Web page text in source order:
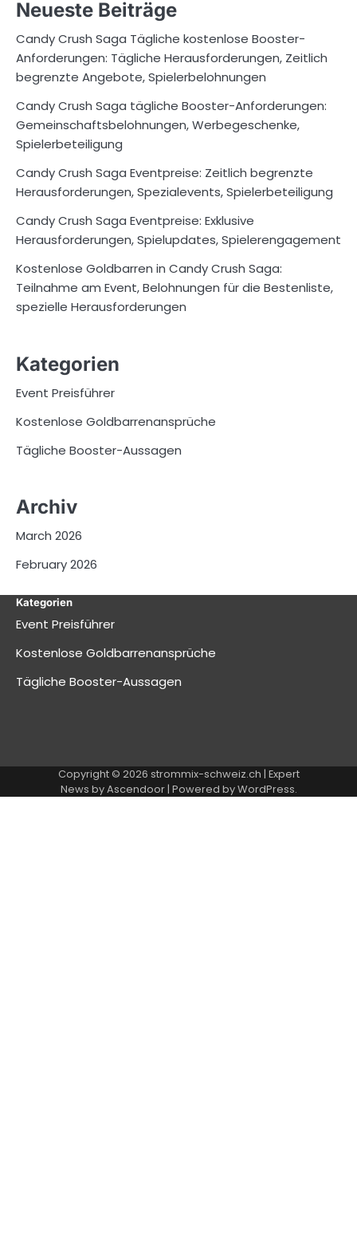
Neueste Beiträge
Candy Crush Saga Tägliche kostenlose Booster-
Anforderungen: Tägliche Herausforderungen, Zeitlich
begrenzte Angebote, Spielerbelohnungen
Candy Crush Saga tägliche Booster-Anforderungen:
Gemeinschaftsbelohnungen, Werbegeschenke,
Spielerbeteiligung
Candy Crush Saga Eventpreise: Zeitlich begrenzte
Herausforderungen, Spezialevents, Spielerbeteiligung
Candy Crush Saga Eventpreise: Exklusive
Herausforderungen, Spielupdates, Spielerengagement
Kostenlose Goldbarren in Candy Crush Saga:
Teilnahme am Event, Belohnungen für die Bestenliste,
spezielle Herausforderungen
Kategorien
Event Preisführer
Kostenlose Goldbarrenansprüche
Tägliche Booster-Aussagen
Archiv
March 2026
February 2026
Kategorien
Event Preisführer
Kostenlose Goldbarrenansprüche
Tägliche Booster-Aussagen
Copyright © 2026 strommix-schweiz.ch | Expert
News byAscendoor| Powered byWordPress.